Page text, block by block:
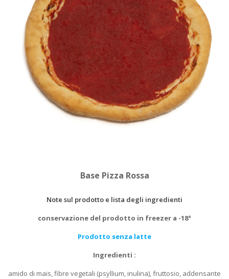
Base Pizza Rossa
Note sul prodotto e lista degli ingredienti
conservazione del prodotto in freezer a -18°
Prodotto senza latte
Ingredienti :
amido di mais, fibre vegetali (psyllium, inulina), fruttosio, addensante